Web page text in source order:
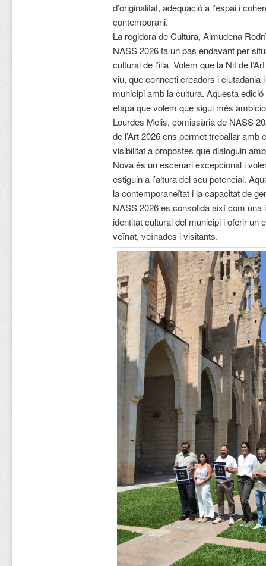
d’originalitat, adequació a l’espai i
contemporani.
La regidora de Cultura, Almudena
NASS 2026 fa un pas endavant per
cultural de l’illa. Volem que la Nit de
viu, que connecti creadors i
municipi amb la cultura. Aquesta
etapa que volem que sigui més
Lourdes Melis, comissària de NASS
de l’Art 2026 ens permet treballar
visibilitat a propostes que dialoguin
Nova és un escenari excepcional i
estiguin a l’altura del seu potencial.
la contemporaneïtat i la capacitat de
NASS 2026 es consolida així com una
identitat cultural del municipi i oferir un
veïnat, veïnades i visitants.